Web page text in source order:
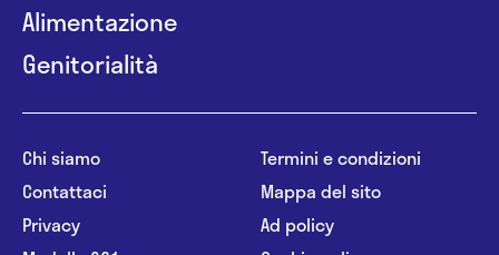
Alimentazione
Genitorialità
Chi siamo
Contattaci
Privacy
Termini e condizioni
Mappa del sito
Ad policy